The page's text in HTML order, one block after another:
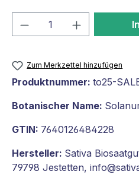
Produkt Anzahl:
Zum Merkzettel hinzufügen
Produktnummer: to25-
Botanischer Name:
GTIN: 7640126484228
Hersteller: Sativa
79798 Jestetten,